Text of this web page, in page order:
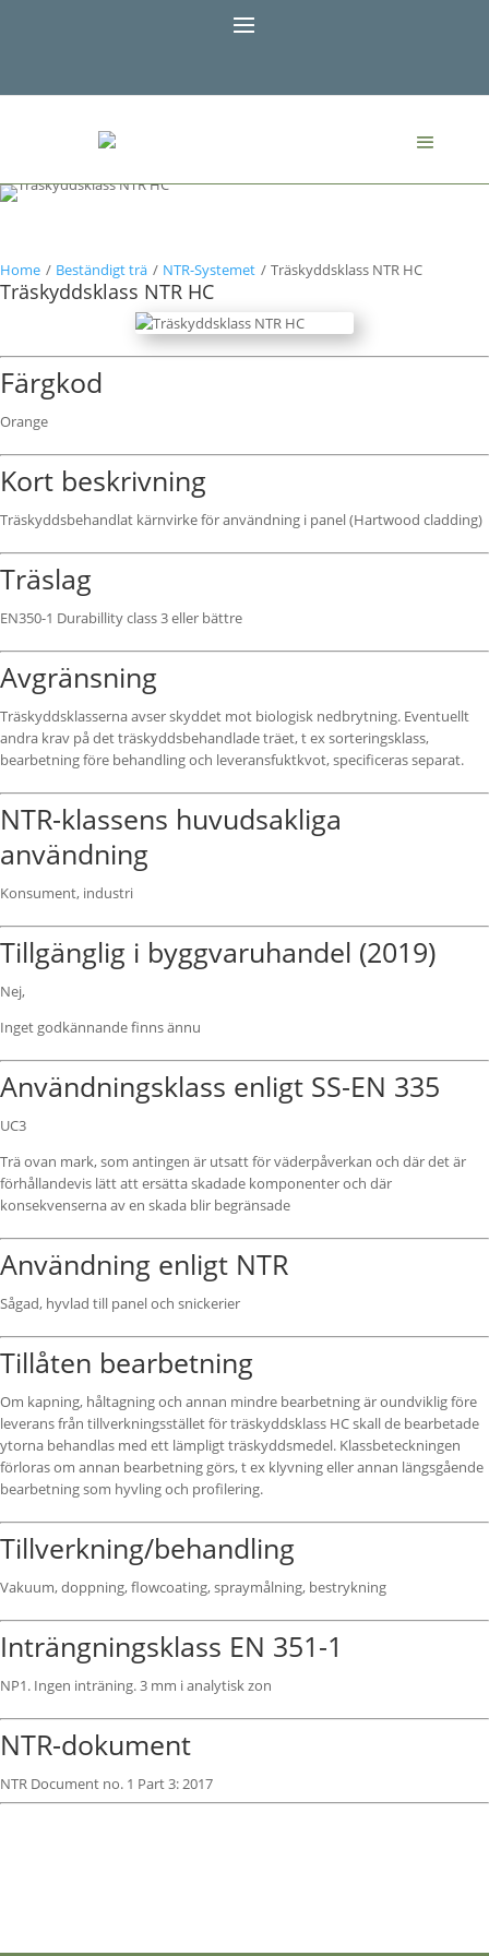
Home / Beständigt trä / NTR-Systemet / Träskyddsklass NTR HC
Träskyddsklass NTR HC
Färgkod
Orange
Kort beskrivning
Träskyddsbehandlat kärnvirke för användning i panel (Hartwood cladding)
Träslag
EN350-1 Durabillity class 3 eller bättre
Avgränsning
Träskyddsklasserna avser skyddet mot biologisk nedbrytning. Eventuellt
andra krav på det träskyddsbehandlade träet, t ex sorteringsklass,
bearbetning före behandling och leveransfuktkvot, specificeras separat.
NTR-klassens huvudsakliga
användning
Konsument, industri
Tillgänglig i byggvaruhandel (2019)
Nej,
Inget godkännande finns ännu
Användningsklass enligt SS-EN 335
UC3
Trä ovan mark, som antingen är utsatt för väderpåverkan och där det är
förhållandevis lätt att ersätta skadade komponenter och där
konsekvenserna av en skada blir begränsade
Användning enligt NTR
Sågad, hyvlad till panel och snickerier
Tillåten bearbetning
Om kapning, håltagning och annan mindre bearbetning är oundviklig före
leverans från tillverkningsstället för träskyddsklass HC skall de bearbetade
ytorna behandlas med ett lämpligt träskyddsmedel. Klassbeteckningen
förloras om annan bearbetning görs, t ex klyvning eller annan längsgående
bearbetning som hyvling och profilering.
Tillverkning/behandling
Vakuum, doppning, flowcoating, spraymålning, bestrykning
Inträngningsklass EN 351-1
NP1. Ingen inträning. 3 mm i analytisk zon
NTR-dokument
NTR Document no. 1 Part 3: 2017